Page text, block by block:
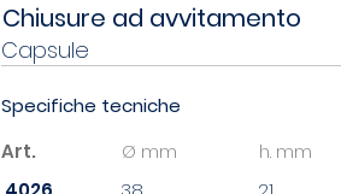
Chiusure ad avvitamento
Capsule
Specifiche tecniche
Art.
Ø mm
h. mm